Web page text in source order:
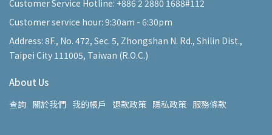
Customer Service Hotline: +886 2 2880 1688#112
Customer service hour: 9:30am - 6:30pm
Address: 8F., No. 472, Sec. 5, Zhongshan N. Rd., Shilin Dist.,
Taipei City 111005, Taiwan (R.O.C.)
About Us
查詢 關於我們 我的帳戶 退款政策 隱私政策 服務條款